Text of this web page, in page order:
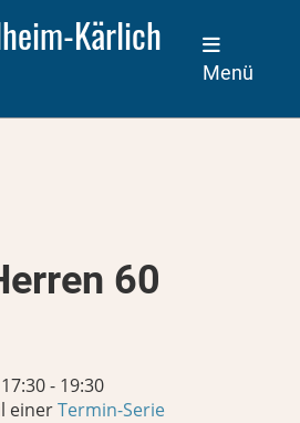
Kärlich
Menü
60
- 19:30
einerTermin-Serie